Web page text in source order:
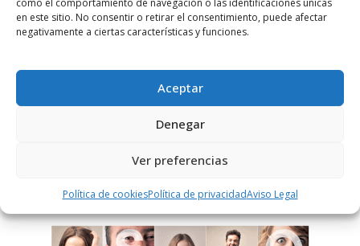
en este sitio. No consentir o retirar el consentimiento, puede afectar
negativamente a ciertas características y funciones.
Aceptar
Denegar
Ver preferencias
Política de cookiesPolítica de privacidadAviso Legal
Notificarme vía correo electrónico cuando el comentario sea
aprobado.
Este sitio usa Akismet para reducir el spam.Aprende
cómo se procesan los datos de tus comentarios.